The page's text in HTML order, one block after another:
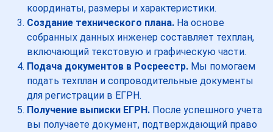
координаты, размеры и характеристики.
Создание технического плана. На основе
собранных данных инженер составляет техплан,
включающий текстовую и графическую части.
Подача документов в Росреестр. Мы помогаем
подать техплан и сопроводительные документы
для регистрации в ЕГРН.
Получение выписки ЕГРН. После успешного учета
вы получаете документ, подтверждающий право